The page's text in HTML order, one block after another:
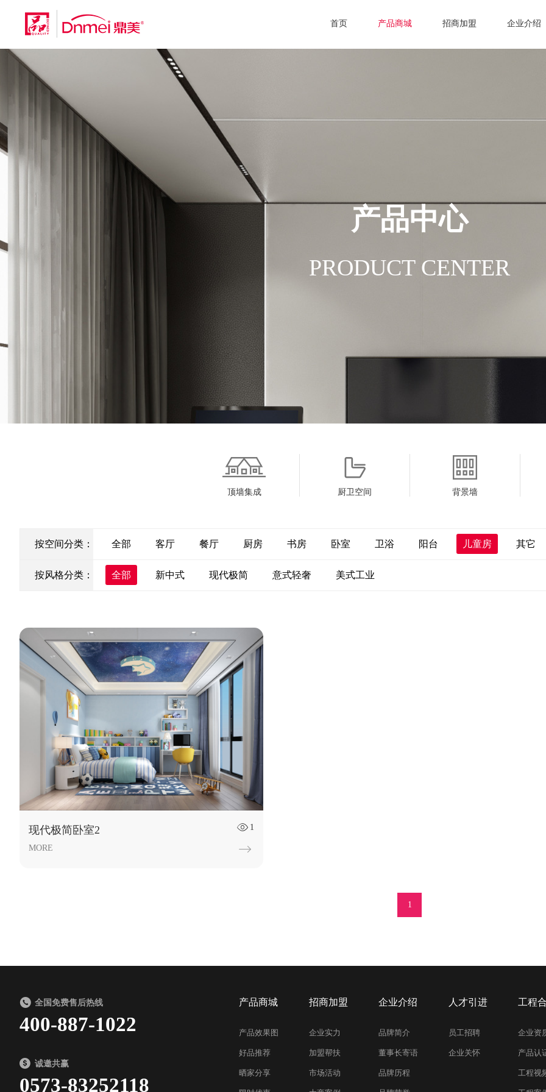
首页 产品商城 招商加盟 企业介绍
产品中心
PRODUCT CENTER
顶墙集成 厨卫空间 背景墙
按空间分类： 全部 客厅 餐厅 厨房 书房 卧室 卫浴 阳台 儿童房 其它
按风格分类： 全部 新中式 现代极简 意式轻奢 美式工业
现代极简卧室2  1
MORE 
1
全国免费售后热线
400-887-1022
诚邀共赢
0573-83252118
产品商城
产品效果图
好品推荐
晒家分享
招商加盟
企业实力
加盟帮扶
市场活动
企业介绍
品牌简介
董事长寄语
品牌历程
人才引进
员工招聘
企业关怀
工程
企业资
产品认
工程视